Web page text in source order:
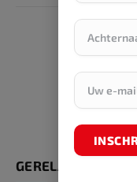
PREVIOUS
Ecosystem’
GERELATEERDE